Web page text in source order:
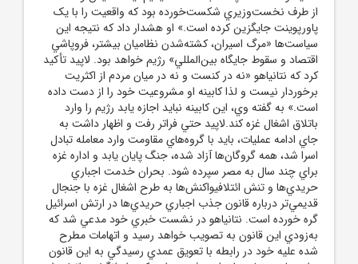
از طرف نخست‌وزيري شکست‌خورده بود که واقعيت را با يک
پاورپوينت جايگزين کرده است.» او هشدار داد که نتيجه اين
سياست‌ها «مرگ اسيران، کشته‌شدن نظاميان بيشتر، فروپاشي
اقتصاد و سقوط جايگاه بين‌المللي» رژيم خواهد بود. لاپيد تأکيد
کرد که نتانياهو «نه در کنست و نه در ميان مردم از اکثريت
برخوردار نيست و لذا کابينه او مشروعيت خود را از دست داده
است.» به گفته وي، اين کابينه نبايد اجازه يابد رژيم را وارد
باتلاق اشغال غزه کند.لاپيد حتي فراتر رفت و اظهار داشت به
جاي ادامه عمليات، بايد با گروه‌هاي مقاومت وارد معامله تبادل
اسرا شد، همه گروگان‌ها آزاد شده، جنگ پايان يابد و اداره غزه
براي چند سال به مصر سپرده شود. بحران خدمت اجباري
حريدي‌ها و تنش ائتلافيواکنش‌ها به طرح اشغال غزه با جنجال
قديمي‌تر درباره قانون جذب اجباري حريدي‌ها در ارتش اسرائيل
گره خورده است. نتانياهو در نشست خبري خود مدعي شد که
به‌زودي اين قانون به تصويب خواهد رسيد و اتهامات مطرح
شده عليه خود در رابطه با تعويق عمدي رسيدگي به اين قانون